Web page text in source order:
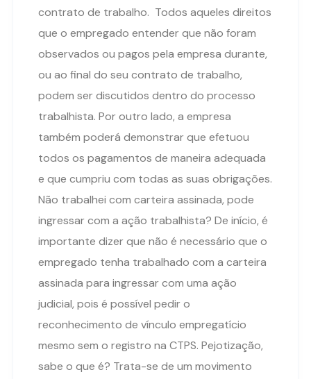
contrato de trabalho. Todos aqueles direitos
que o empregado entender que não foram
observados ou pagos pela empresa durante,
ou ao final do seu contrato de trabalho,
podem ser discutidos dentro do processo
trabalhista. Por outro lado, a empresa
também poderá demonstrar que efetuou
todos os pagamentos de maneira adequada
e que cumpriu com todas as suas obrigações.
Não trabalhei com carteira assinada, pode
ingressar com a ação trabalhista? De início, é
importante dizer que não é necessário que o
empregado tenha trabalhado com a carteira
assinada para ingressar com uma ação
judicial, pois é possível pedir o
reconhecimento de vínculo empregatício
mesmo sem o registro na CTPS. Pejotização,
sabe o que é? Trata-se de um movimento